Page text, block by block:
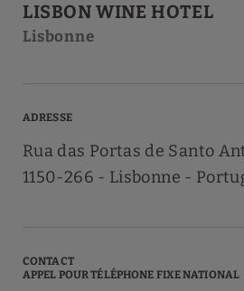
LISBON WINE HOTEL
Lisbonne
ADRESSE
Rua das Portas de Santo
1150-266
Lisbonne
CONTACT
APPEL POUR TÉLÉPHONE FIXE NATIONAL